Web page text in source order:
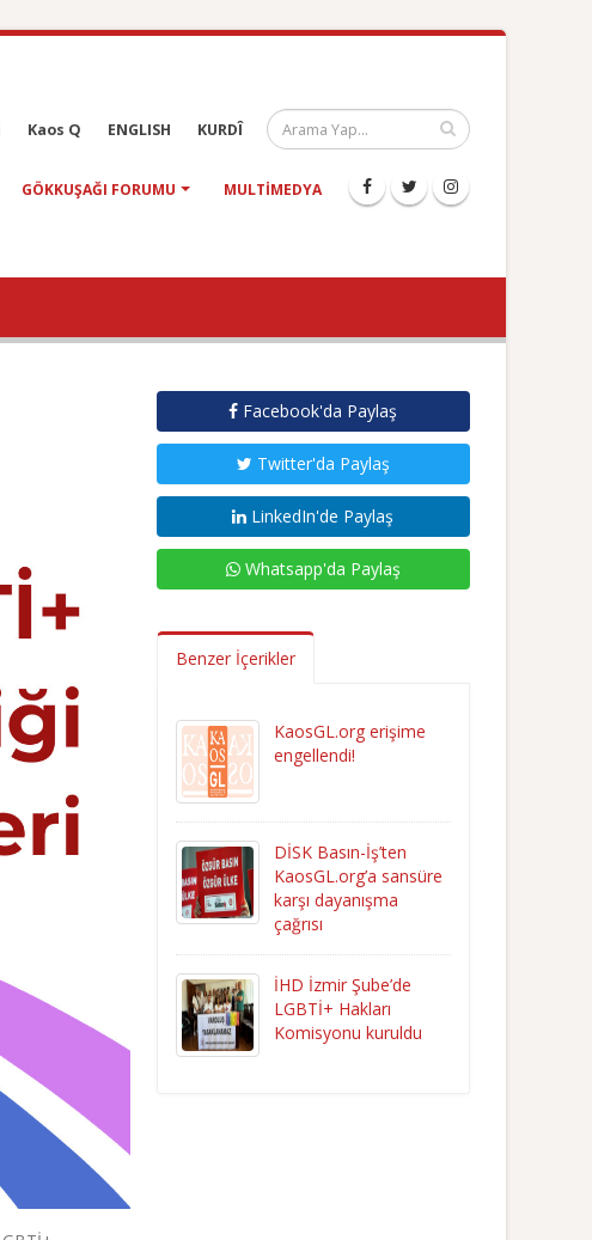
Kaos Q ENGLISH KURDÎ
GÖKKUŞAĞI FORUMU MULTIMEDYA
Facebook'da Paylaş
Twitter'da Paylaş
LinkedIn'de Paylaş
Whatsapp'da Paylaş
Benzer İçerikler
KaosGL.org erişime
engellendi!
DİSK Basın-İş’ten
KaosGL.org’a sansüre
karşı dayanışma
çağrısı
İHD İzmir Şube’de
LGBTİ+ Hakları
Komisyonu kuruldu